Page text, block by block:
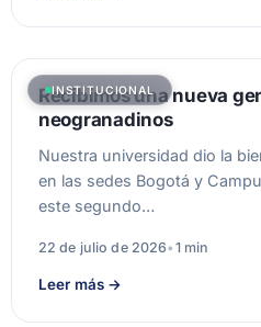
INSTITUCIONAL
Recibimos una nueva
neogranadinos
Nuestra universidad dio la
en las sedes Bogotá y
este segundo…
22 de julio de 2026• 1 min
Leer más →